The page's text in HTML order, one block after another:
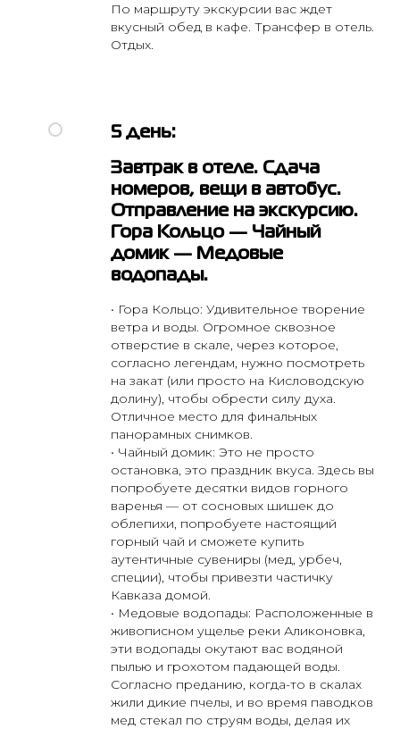
По маршруту экскурсии вас ждет
вкусный обед в кафе. Трансфер в отель.
Отдых.
5 день:
Завтрак в отеле. Сдача
номеров, вещи в автобус.
Отправление на экскурсию.
Гора Кольцо — Чайный
домик — Медовые
водопады.
• Гора Кольцо: Удивительное творение
ветра и воды. Огромное сквозное
отверстие в скале, через которое,
согласно легендам, нужно посмотреть
на закат (или просто на Кисловодскую
долину), чтобы обрести силу духа.
Отличное место для финальных
панорамных снимков.
• Чайный домик: Это не просто
остановка, это праздник вкуса. Здесь вы
попробуете десятки видов горного
варенья — от сосновых шишек до
облепихи, попробуете настоящий
горный чай и сможете купить
аутентичные сувениры (мед, урбеч,
специи), чтобы привезти частичку
Кавказа домой.
• Медовые водопады: Расположенные в
живописном ущелье реки Аликоновка,
эти водопады окутают вас водяной
пылью и грохотом падающей воды.
Согласно преданию, когда-то в скалах
жили дикие пчелы, и во время паводков
мед стекал по струям воды, делая их
+7 (83159) 25044
8 (831) 422 28
г. Бор
Политика конфиденциальности
Пользовательское соглашение